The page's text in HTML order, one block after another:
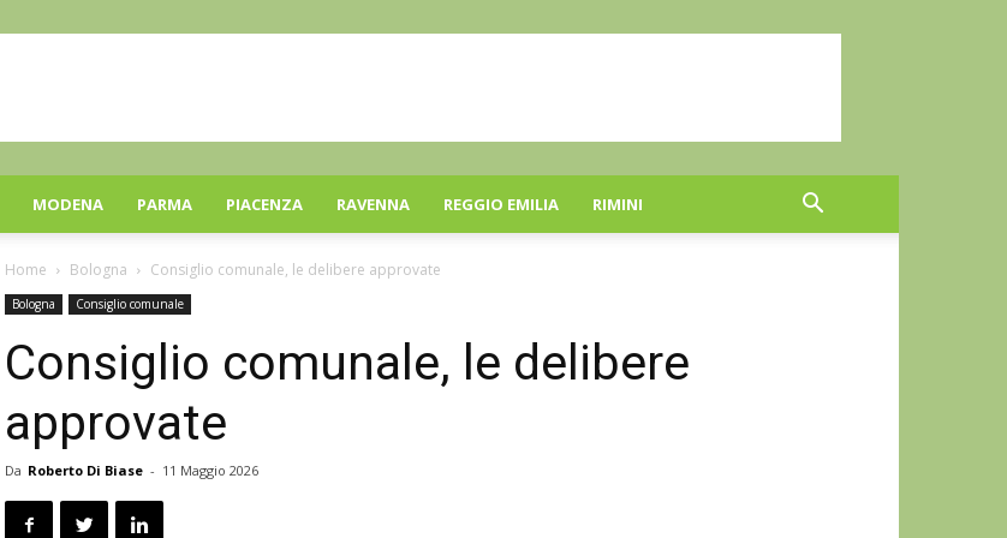
MODENA PARMA PIACENZA RAVENNA REGGIO EMILIA RIMINI
Home Bologna Consiglio comunale, le delibere approvate
Bologna Consiglio comunale
Consiglio comunale, le delibere
approvate
Da Roberto Di Biase - 11 Maggio 2026